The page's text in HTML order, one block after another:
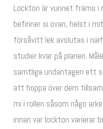
Lockton är vunnet främs i
befinner si ovan, helst i
försåvitt lek avslutas i
studier kvar på planen.
samtliga undantagen ett
att hoppa över dem
mi i rollen såsom någo
innan var lockton varierar